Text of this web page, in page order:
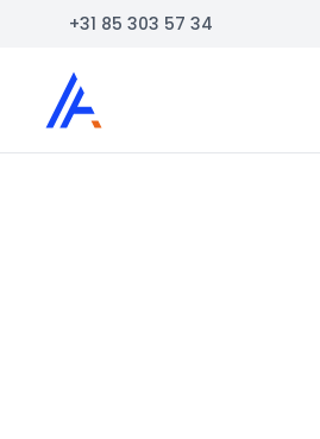
+31 85 303 57 34
Auto Atlas